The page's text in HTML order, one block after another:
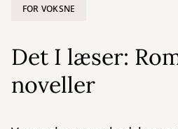
FOR VOKSNE
Det I læser:
noveller